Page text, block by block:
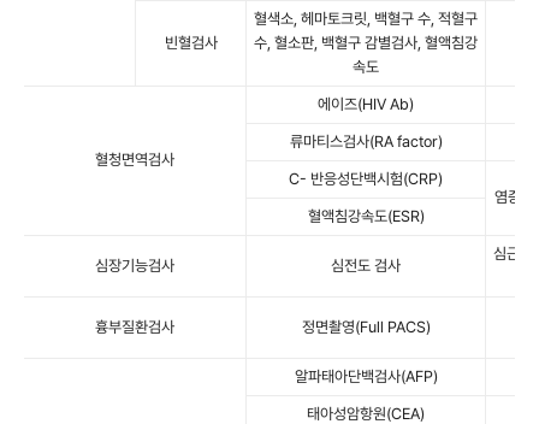
빈혈검사
혈색소, 헤마토크릿, 백혈구 수, 적혈구
수, 혈소판, 백혈구 감별검사, 혈액침강
속도
혈청면역검사
에이즈(HIV Ab)
류마티스검사(RA factor)
C- 반응성단백시험(CRP)
염증의
혈액침강속도(ESR)
심장기능검사 심전도 검사
심근허
흉부질환검사 정면촬영(Full PACS)
알파태아단백검사(AFP)
태아성암항원(CEA)